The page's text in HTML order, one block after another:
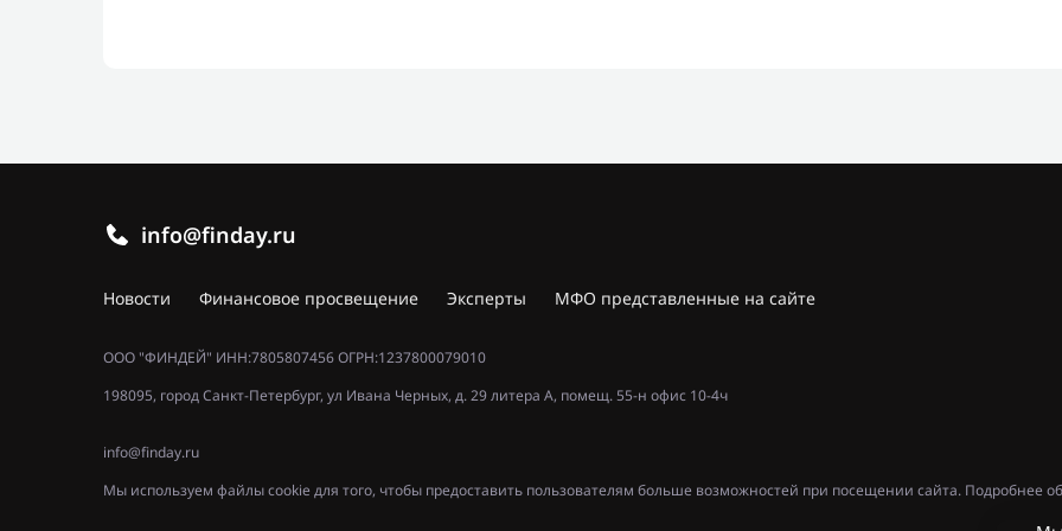
info@finday.ru
Новости Финансовое просвещение Эксперты МФО представленные на сайте
ООО "ФИНДЕЙ" ИНН:7805807456 ОГРН:1237800079010
198095, город Санкт-Петербург, ул Ивана Черных, д. 29 литера А, помещ. 55-н офис 10-4ч
info@finday.ru
Мы используем файлы cookie для того, чтобы предоставить пользователям больше возможностей при посещении сайта. Подробнее